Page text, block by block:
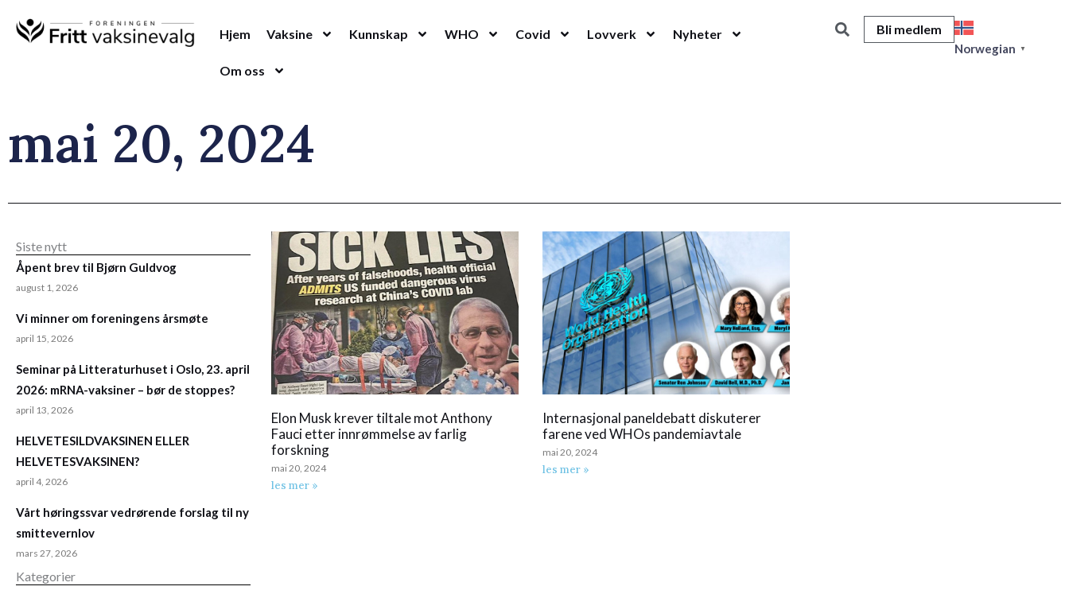
rett
Hjem Vaksine Kunnskap WHO Covid Lovverk Nyheter
Om oss
Bli medlem
Norwegian ▼
mai 20, 2024
Siste nytt
Åpent brev til Bjørn Guldvog
august 1, 2026
Vi minner om foreningens årsmøte
april 15, 2026
Seminar på Litteraturhuset i Oslo, 23. april
2026: mRNA-vaksiner – bør de stoppes?
april 13, 2026
HELVETESILDVAKSINEN ELLER
HELVETESVAKSINEN?
april 4, 2026
Vårt høringssvar vedrørende forslag til ny
smittevernlov
mars 27, 2026
Kategorier
Elon Musk krever tiltale mot Anthony
Fauci etter innrømmelse av farlig
forskning
mai 20, 2024
les mer »
Internasjonal paneldebatt diskuterer
farene ved WHOs pandemiavtale
mai 20, 2024
les mer »